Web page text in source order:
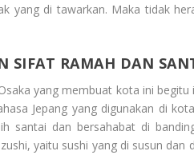
yang di tawarkan. Maka tidak
SIFAT RAMAH DAN
yang membuat kota ini begitu
Jepang yang digunakan di
santai dan bersahabat di
yaitu sushi yang di susun dan